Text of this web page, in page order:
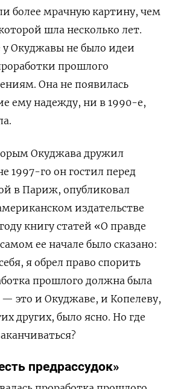
более мрачную картину, чем
шла несколько лет.
у Окуджавы не было идеи
прошлого
Она не появилась
ему надежду, ни в 1990-е,
Окуджава дружил
1997-го он гостил перед
в Париж, опубликовал
издательстве
книгу статей «О правде
ее начале было сказано:
я обрел право спорить
прошлого должна была
— это и Окуджаве, и Копелеву,
других, было ясно. Но где
предрассудок»